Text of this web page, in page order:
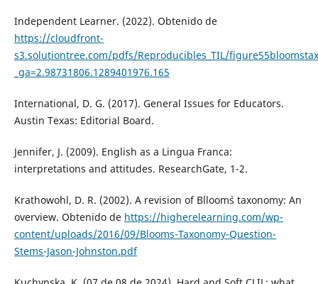
Independent Learner. (2022). Obtenido de
https://cloudfront-
s3.solutiontree.com/pdfs/Reproducibles_TIL/
_ga=2.98731806.1289401976.165
International, D. G. (2017). General Issues for Educators.
Austin Texas: Editorial Board.
Jennifer, J. (2009). English as a Lingua Franca:
interpretations and attitudes. ResearchGate, 1-2.
Krathowohl, D. R. (2002). A revision of Blloom`s taxonomy: An
overview. Obtenido de https://higherelearning.com/wp-
content/uploads/2016/09/Blooms-Taxonomy-Question-
Stems-Jason-Johnston.pdf